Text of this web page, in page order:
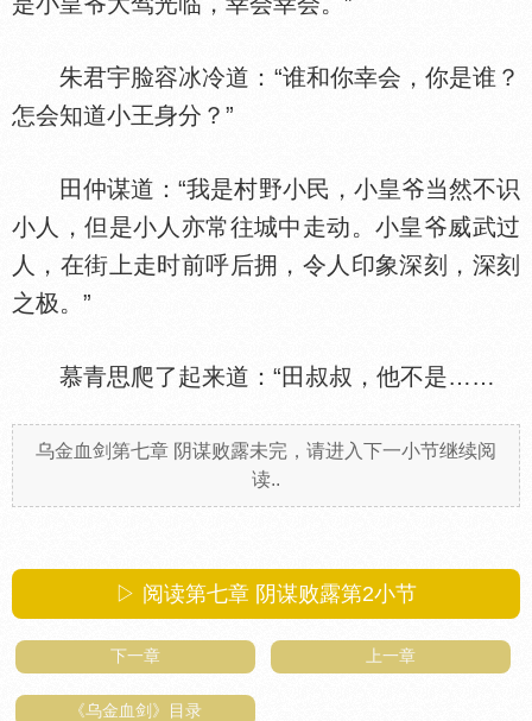
朱君宇脸容冰冷道：“谁和你幸会，你是谁？
怎会知道小王身分？”
田仲谋道：“我是村野小民，小皇爷当然不识
小人，但是小人亦常往城中走动。小皇爷威武过
人，在街上走时前呼后拥，令人印象深刻，深刻
之极。”
慕青思爬了起来道：“田叔叔，他不是……
乌金血剑第七章 阴谋败露未完，请进入下一小节继续阅
读..
▷ 阅读第七章 阴谋败露第2小节
下一章 上一章
《乌金血剑》目录